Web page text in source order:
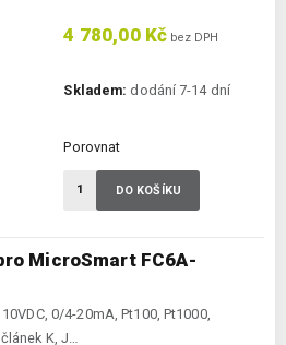
MicroSmart FC6A-
0/4-20mA, Pt100, Pt1000,
K, J…
4 780,00 Kč bez DPH
Skladem: dodání 7-14 dní
Porovnat
DO KOŠÍKU